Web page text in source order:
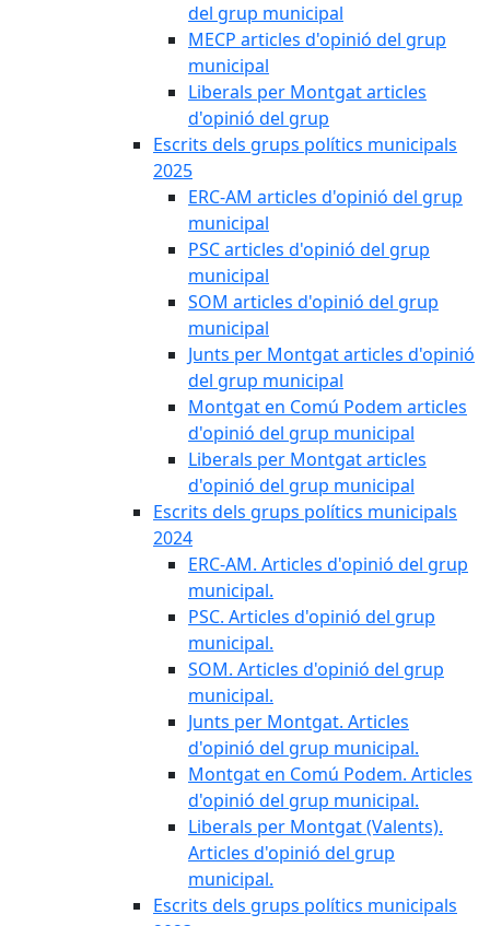
del grup municipal
MECP articles d'opinió del grup
municipal
Liberals per Montgat articles
d'opinió del grup
Escrits dels grups polítics municipals
2025
ERC-AM articles d'opinió del grup
municipal
PSC articles d'opinió del grup
municipal
SOM articles d'opinió del grup
municipal
Junts per Montgat articles d'opinió
del grup municipal
Montgat en Comú Podem articles
d'opinió del grup municipal
Liberals per Montgat articles
d'opinió del grup municipal
Escrits dels grups polítics municipals
2024
ERC-AM. Articles d'opinió del grup
municipal.
PSC. Articles d'opinió del grup
municipal.
SOM. Articles d'opinió del grup
municipal.
Junts per Montgat. Articles
d'opinió del grup municipal.
Montgat en Comú Podem. Articles
d'opinió del grup municipal.
Liberals per Montgat (Valents).
Articles d'opinió del grup
municipal.
Escrits dels grups polítics municipals